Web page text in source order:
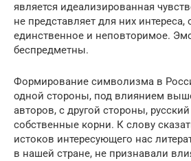
является идеализированная
не представляет для них интереса,
единственное и неповторимое.
беспредметны.
Формирование символизма в
одной стороны, под влиянием
авторов, с другой стороны,
собственные корни. К слову
истоков интересующего нас
в нашей стране, не признавали